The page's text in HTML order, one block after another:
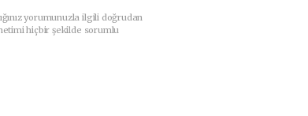
yorumunuzla ilgili doğrudan
hiçbir şekilde sorumlu